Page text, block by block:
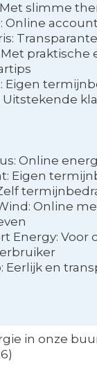
Met slimme
Online account
Met praktische
Eigen
Uitstekende
Online
Eigen
Online
Energy: Voor
Eerlijk en
in onze